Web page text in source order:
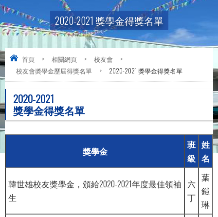
2020-2021 獎學金得獎名單
首頁 > 相關網頁 > 校友會
>
校友會奬學金歷屆得獎名單
> 2020-2021 獎學金得獎名單
2020-2021
獎學金得獎名單
獎學金
班
級
姓
名
韓世雄校友獎學金，頒給2020-2021年度最佳領袖
生
六
丁
葉
鎧
琳